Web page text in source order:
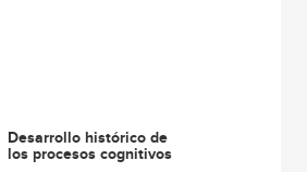
Desarrollo histórico de
los procesos cognitivos